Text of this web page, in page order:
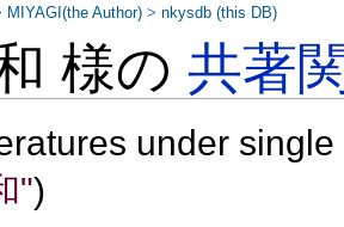
様の共著
under
")
MIYAGI(the Author) >nkysdb (this DB)